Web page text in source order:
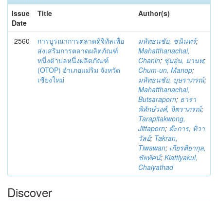
Issue
Date
Title Author(s)
2560
การบูรณาการตลาดดิจิทัลเพื่อ
ส่งเสริมการตลาดผลิตภัณฑ์
หนึ่งตำบลหนึ่งผลิตภัณฑ์
(OTOP) อำเภอแม่ริม จังหวัด
เชียงใหม่
มหัทธนชัย, ชนินทร์;
Mahatthanachai,
Chanin; ชุ่มอุ่น, มานพ;
Chum-un, Manop;
มหัทธนชัย, บุษราภรณ์;
Mahatthanachai,
Butsaraporn; ธารา
พิทักษ์วงศ์, จิตราภรณ์;
Tarapitakwong,
Jittaporn; ต๊ะการ, ทิวา
วัลย์; Takran,
Tiwawan; เกียรติยากุล,
ชัยทัศน์; Kiattiyakul,
Chaiyathad
Discover